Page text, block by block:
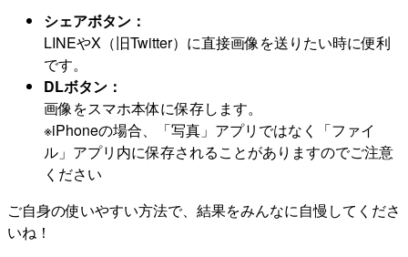
シェアボタン：
LINEやX（旧Twitter）に直接画像を送りたい時に便利
です。
DLボタン：
画像をスマホ本体に保存します。
※iPhoneの場合、「写真」アプリではなく「ファイ
ル」アプリ内に保存されることがありますのでご注意
ください
ご自身の使いやすい方法で、結果をみんなに自慢してくださ
いね！